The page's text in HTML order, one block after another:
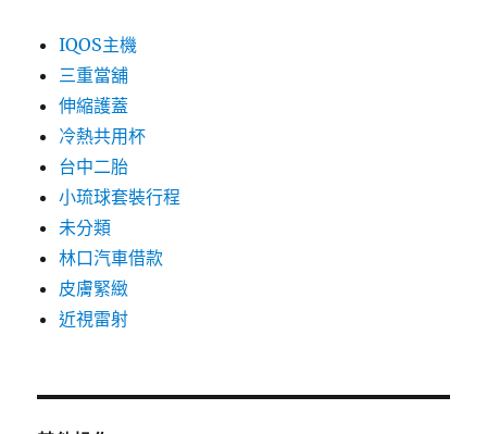
IQOS主機
三重當舖
伸縮護蓋
冷熱共用杯
台中二胎
小琉球套裝行程
未分類
林口汽車借款
皮膚緊緻
近視雷射